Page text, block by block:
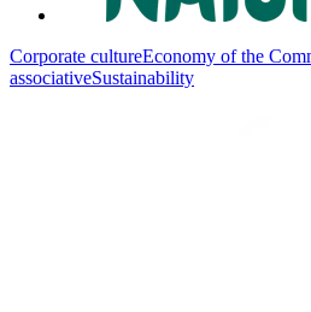
Corporate cultureEconomy of the
associativeSustainability